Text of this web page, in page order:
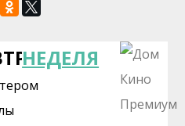
НЕДЕЛЯ